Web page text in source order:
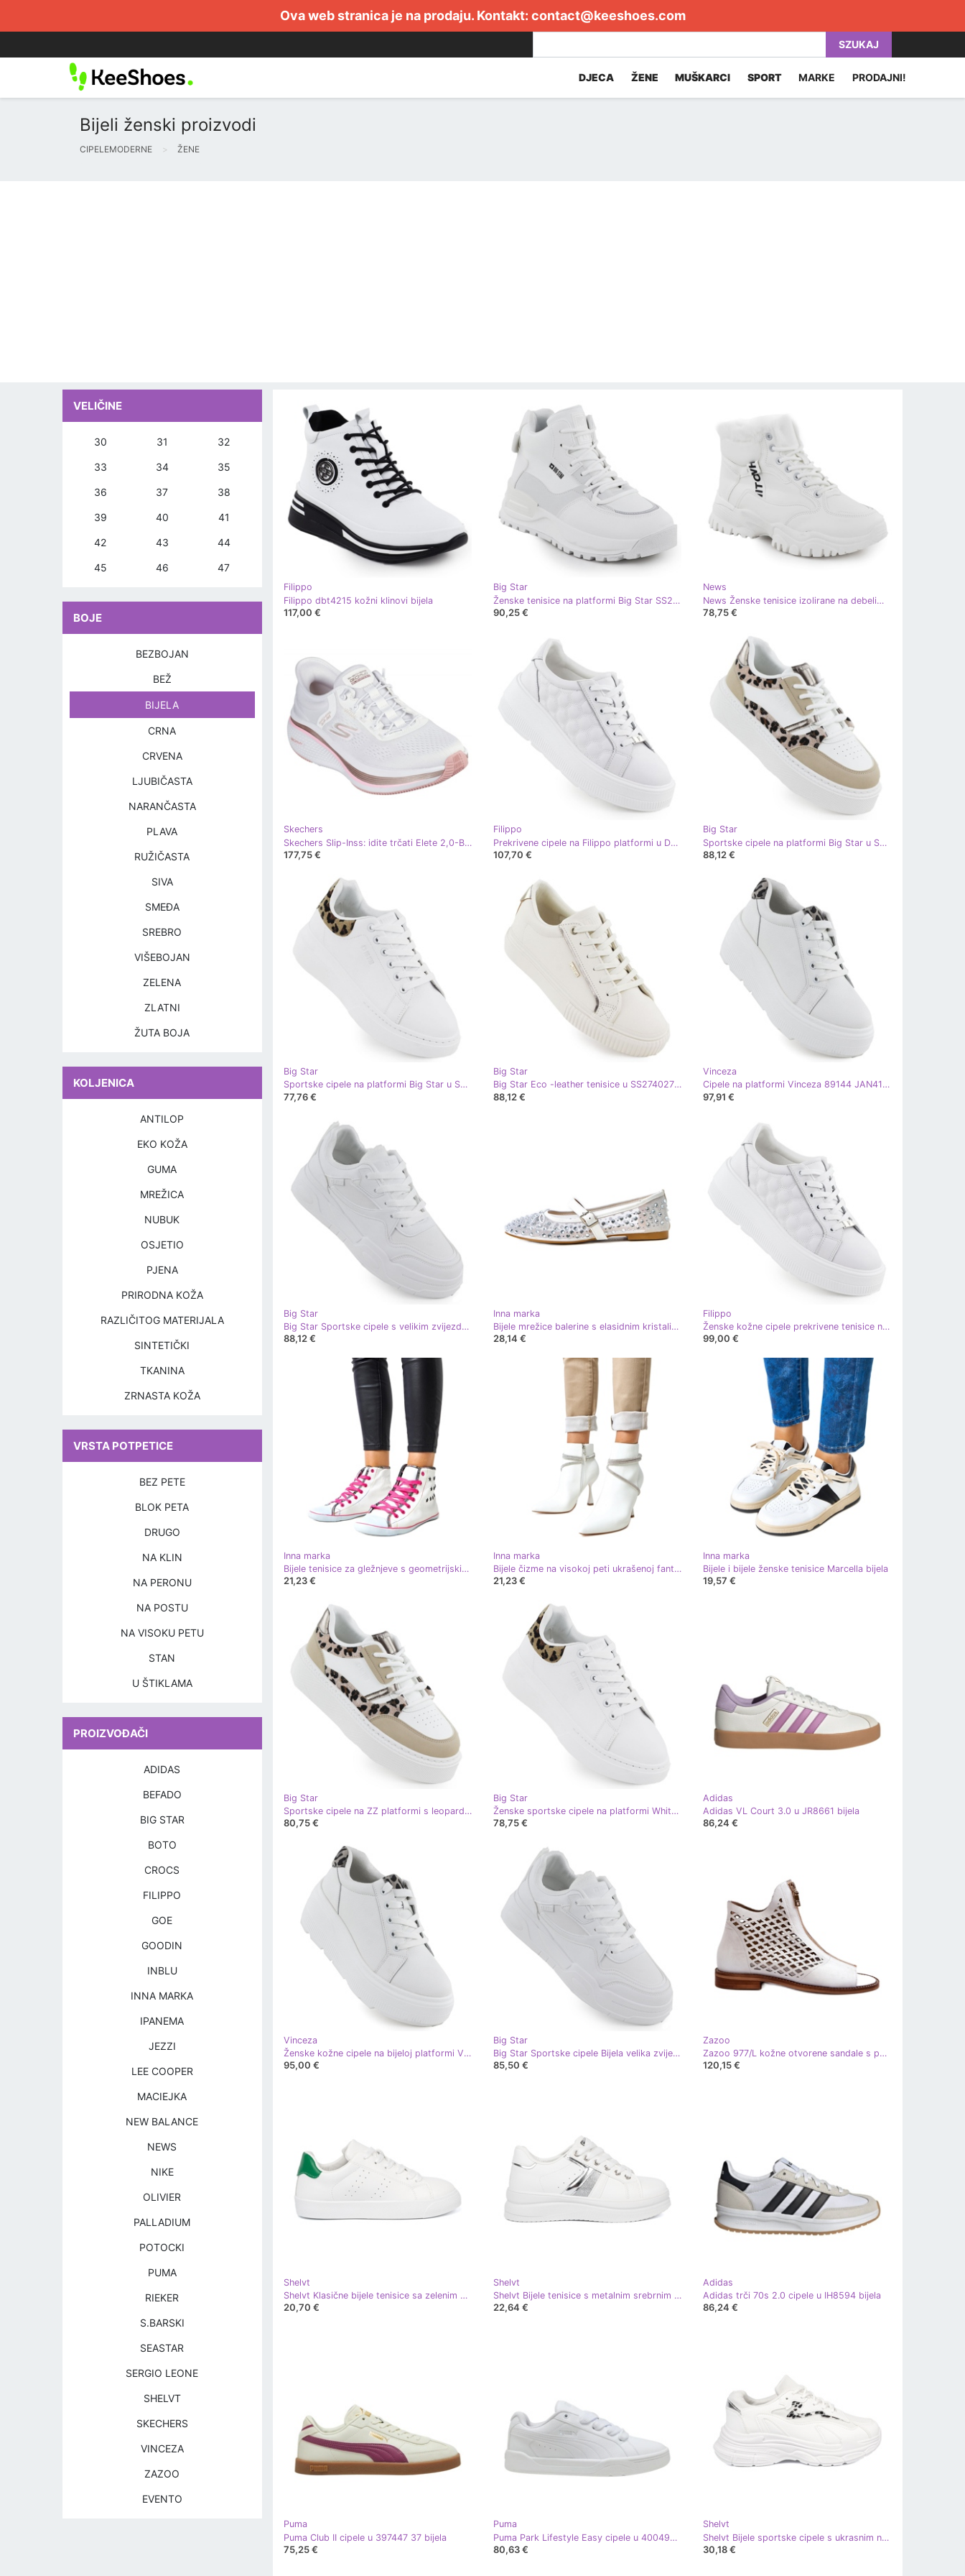
Ova web stranica je na prodaju. Kontakt: contact@keeshoes.com
SZUKAJ
DJECA ŽENE MUŠKARCI SPORT MARKE PRODAJNI!
Bijeli ženski proizvodi
CIPELEMODERNE ŽENE
Filippo
Filippo dbt4215 kožni klinovi bijela
117,00 €
Big Star
Ženske tenisice na platformi Big Star SS274510 bijela
90,25 €
News
News Ženske tenisice izolirane na debelim jedinim bijelim vijestima 9121 bijela
78,75 €
Skechers
Skechers Slip-Inss: idite trčati Elete 2,0-Banyan u 129006-WPK bijela
177,75 €
Filippo
Prekrivene cipele na Filippo platformi u DP7285 PAW639B bijela
107,70 €
Big Star
Sportske cipele na platformi Big Star u SS274357 Int2167a bijela
88,12 €
Big Star
Sportske cipele na platformi Big Star u SS274247 INT2165B bijela
77,76 €
Big Star
Big Star Eco -leather tenisice u SS274027 Int2164b bijela
88,12 €
Vinceza
Cipele na platformi Vinceza 89144 JAN418B bijela
97,91 €
Big Star
Big Star Sportske cipele s velikim zvijezdama u SS274590 Int2168b bijela
88,12 €
Inna marka
Bijele mrežice balerine s elasidnim kristalima bijela
28,14 €
Filippo
Ženske kožne cipele prekrivene tenisice na bijeloj platformi Filippo DP7285 bijela
99,00 €
Inna marka
Bijele tenisice za gležnjeve s geometrijskim uzorkom Kalerrt bijela
21,23 €
Inna marka
Bijele čizme na visokoj peti ukrašenoj fantaro cirkonima bijela
21,23 €
Inna marka
Bijele i bijele ženske tenisice Marcella bijela
19,57 €
Big Star
Sportske cipele na ZZ platformi s leopard printom Big Star SS274357 bijela
80,75 €
Big Star
Ženske sportske cipele na platformi White Big Star SS274247 bijela
78,75 €
Adidas
Adidas VL Court 3.0 u JR8661 bijela
86,24 €
Vinceza
Ženske kožne cipele na bijeloj platformi Vinceza 89144 bijela
95,00 €
Big Star
Big Star Sportske cipele Bijela velika zvijezda SS274590
85,50 €
Zazoo
Zazoo 977/L kožne otvorene sandale s patentnim zatvaračem, bijele bijela
120,15 €
Shelvt
Shelvt Klasične bijele tenisice sa zelenim naglaskom bijela
20,70 €
Shelvt
Shelvt Bijele tenisice s metalnim srebrnim naglaskom bijela
22,64 €
Adidas
Adidas trči 70s 2.0 cipele u IH8594 bijela
86,24 €
Puma
Puma Club II cipele u 397447 37 bijela
75,25 €
Puma
Puma Park Lifestyle Easy cipele u 400496 01 bijela
80,63 €
Shelvt
Shelvt Bijele sportske cipele s ukrasnim naglaskom bijela
30,18 €
VELIČINE
30 31 32
33 34 35
36 37 38
39 40 41
42 43 44
45 46 47
BOJE
BEZBOJAN
BEŽ
BIJELA
CRNA
CRVENA
LJUBIČASTA
NARANČASTA
PLAVA
RUŽIČASTA
SIVA
SMEĐA
SREBRO
VIŠEBOJAN
ZELENA
ZLATNI
ŽUTA BOJA
KOLJENICA
ANTILOP
EKO KOŽA
GUMA
MREŽICA
NUBUK
OSJETIO
PJENA
PRIRODNA KOŽA
RAZLIČITOG MATERIJALA
SINTETIČKI
TKANINA
ZRNASTA KOŽA
VRSTA POTPETICE
BEZ PETE
BLOK PETA
DRUGO
NA KLIN
NA PERONU
NA POSTU
NA VISOKU PETU
STAN
U ŠTIKLAMA
PROIZVOĐAČI
ADIDAS
BEFADO
BIG STAR
BOTO
CROCS
FILIPPO
GOE
GOODIN
INBLU
INNA MARKA
IPANEMA
JEZZI
LEE COOPER
MACIEJKA
NEW BALANCE
NEWS
NIKE
OLIVIER
PALLADIUM
POTOCKI
PUMA
RIEKER
S.BARSKI
SEASTAR
SERGIO LEONE
SHELVT
SKECHERS
VINCEZA
ZAZOO
EVENTO